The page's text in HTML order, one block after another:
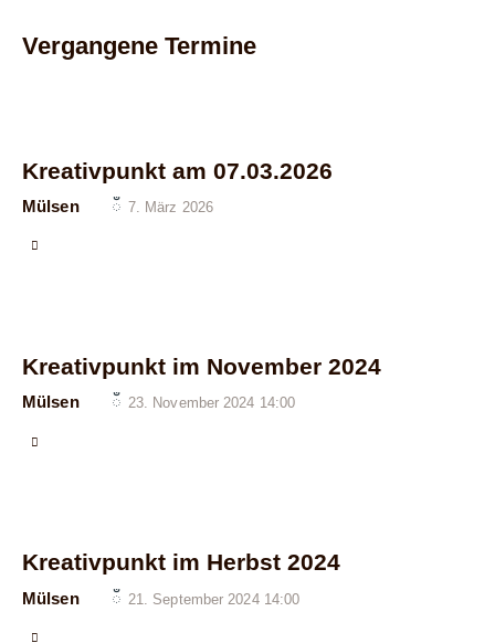
Vergangene Termine
Kreativpunkt am 07.03.2026
Mülsen 7. März 2026
Kreativpunkt im November 2024
Mülsen 23. November 2024 14:00
Kreativpunkt im Herbst 2024
Mülsen 21. September 2024 14:00